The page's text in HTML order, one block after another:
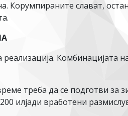
Корумпираните слават,
Комбинацијата
треба да се подготви за
илјади вработени